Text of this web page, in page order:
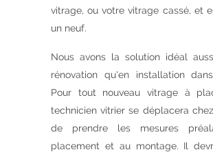
vitrage, ou votre vitrage cassé, et
un neuf.
Nous avons la solution idéal
rénovation qu'en installation
Pour tout nouveau vitrage à
technicien vitrier se déplacera
de prendre les mesures
placement et au montage. Il